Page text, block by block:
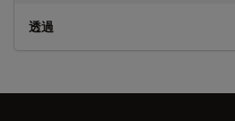
透過